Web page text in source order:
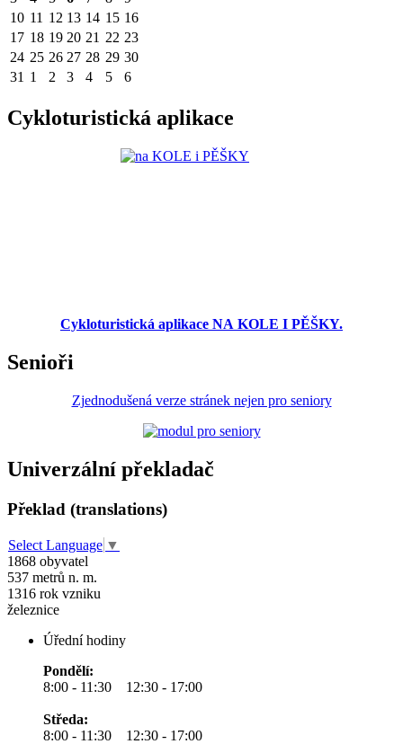
10 11 12 13 14 15 16
17 18 19 20 21 22 23
24 25 26 27 28 29 30
31 1 2 3 4 5 6
Cykloturistická aplikace
Cykloturistická aplikace NA KOLE I PĚŠKY.
Senioři
Zjednodušená verze stránek nejen pro seniory
Univerzální překladač
Překlad (translations)
Select Language ▼
1868 obyvatel
537 metrů n. m.
1316 rok vzniku
železnice
Úřední hodiny
Pondělí:
8:00 - 11:30 12:30 - 17:00
Středa:
8:00 - 11:30 12:30 - 17:00